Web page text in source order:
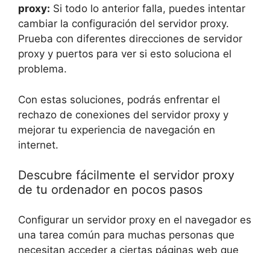
proxy: Si todo lo anterior falla, puedes intentar
cambiar la configuración del servidor proxy.
Prueba con diferentes direcciones de servidor
proxy y puertos para ver si esto soluciona el
problema.
Con estas soluciones, podrás enfrentar el
rechazo de conexiones del servidor proxy y
mejorar tu experiencia de navegación en
internet.
Descubre fácilmente el servidor proxy
de tu ordenador en pocos pasos
Configurar un servidor proxy en el navegador es
una tarea común para muchas personas que
necesitan acceder a ciertas páginas web que